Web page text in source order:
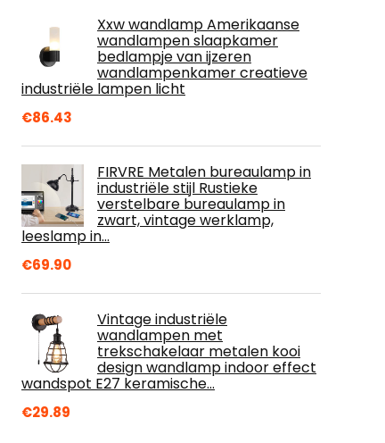
Xxw wandlamp Amerikaanse
wandlampen slaapkamer
bedlampje van ijzeren
wandlampenkamer creatieve
industriële lampen licht
€86.43
FIRVRE Metalen bureaulamp in
industriële stijl Rustieke
verstelbare bureaulamp in
zwart, vintage werklamp,
leeslamp in…
€69.90
Vintage industriële
wandlampen met
trekschakelaar metalen kooi
design wandlamp indoor effect
wandspot E27 keramische…
€29.89